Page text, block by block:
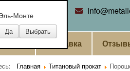
Доставка
Главная Титановый прокат
Монте